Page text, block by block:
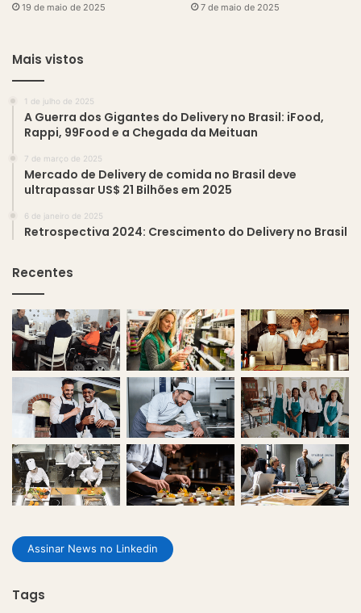
19 de maio de 2025 7 de maio de 2025
Mais vistos
1 de julho de 2025
A Guerra dos Gigantes do Delivery no Brasil: iFood,
Rappi, 99Food e a Chegada da Meituan
7 de março de 2025
Mercado de Delivery de comida no Brasil deve
ultrapassar US$ 21 Bilhões em 2025
6 de janeiro de 2025
Retrospectiva 2024: Crescimento do Delivery no Brasil
Recentes
Assinar News no Linkedin
Tags